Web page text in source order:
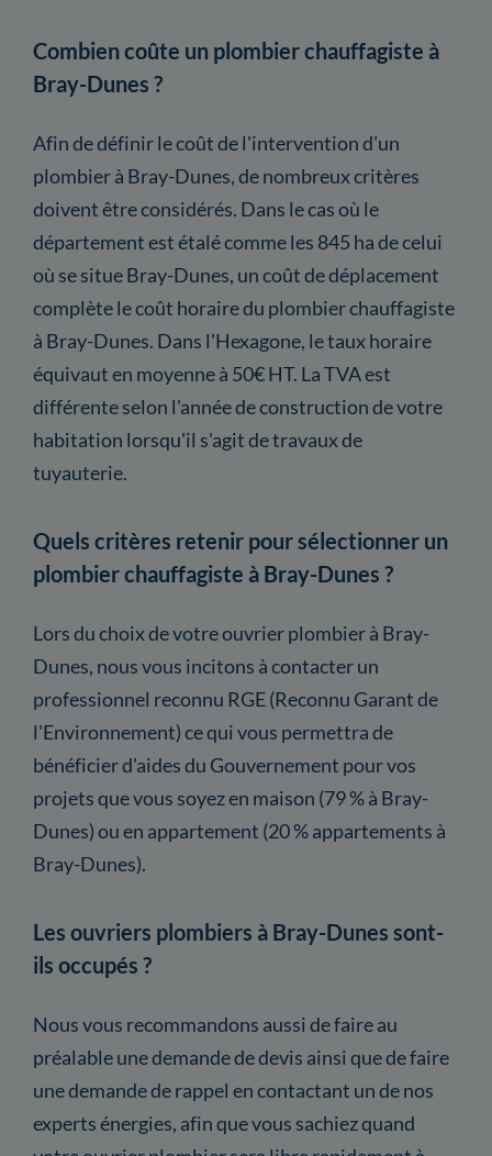
Combien coûte un plombier chauffagiste à
Bray-Dunes ?
Afin de définir le coût de l'intervention d'un
plombier à Bray-Dunes, de nombreux critères
doivent être considérés. Dans le cas où le
département est étalé comme les 845 ha de celui
où se situe Bray-Dunes, un coût de déplacement
complète le coût horaire du plombier chauffagiste
à Bray-Dunes. Dans l'Hexagone, le taux horaire
équivaut en moyenne à 50€ HT. La TVA est
différente selon l'année de construction de votre
habitation lorsqu'il s'agit de travaux de
tuyauterie.
Quels critères retenir pour sélectionner un
plombier chauffagiste à Bray-Dunes ?
Lors du choix de votre ouvrier plombier à Bray-
Dunes, nous vous incitons à contacter un
professionnel reconnu RGE (Reconnu Garant de
l'Environnement) ce qui vous permettra de
bénéficier d'aides du Gouvernement pour vos
projets que vous soyez en maison (79 % à Bray-
Dunes) ou en appartement (20 % appartements à
Bray-Dunes).
Les ouvriers plombiers à Bray-Dunes sont-
ils occupés ?
Nous vous recommandons aussi de faire au
préalable une demande de devis ainsi que de faire
une demande de rappel en contactant un de nos
experts énergies, afin que vous sachiez quand